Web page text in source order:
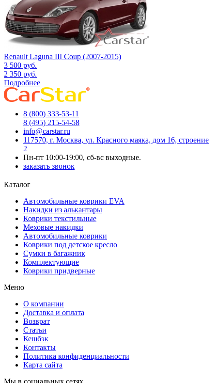
Renault Laguna III Coup (2007-2015)
3 500 руб.
2 350 руб.
Подробнее
8 (800) 333-53-11
8 (495) 215-54-58
info@carstar.ru
117570, г. Москва, ул. Красного маяка, дом 16, строение
2
Пн-пт 10:00-19:00, сб-вс выходные.
заказать звонок
Каталог
Автомобильные коврики EVA
Накидки из алькантары
Коврики текстильные
Меховые накидки
Автомобильные коврики
Коврики под детское кресло
Сумки в багажник
Комплектующие
Коврики придверные
Меню
О компании
Доставка и оплата
Возврат
Статьи
Кешбэк
Контакты
Политика конфиденциальности
Карта сайта
Мы в социальных сетях